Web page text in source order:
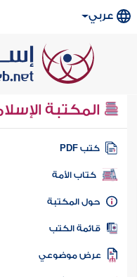
عربي
المكتبة
كتب PDF
كتاب الأمة
المكتبة
الكتب